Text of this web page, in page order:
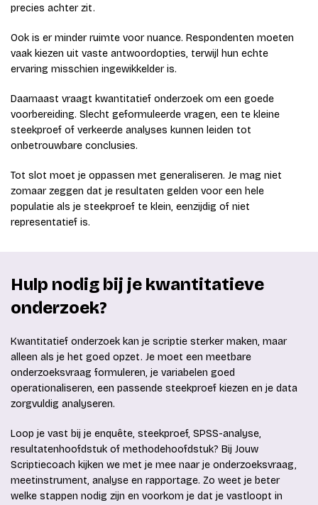
precies achter zit.
Ook is er minder ruimte voor nuance. Respondenten moeten
vaak kiezen uit vaste antwoordopties, terwijl hun echte
ervaring misschien ingewikkelder is.
Daarnaast vraagt kwantitatief onderzoek om een goede
voorbereiding. Slecht geformuleerde vragen, een te kleine
steekproef of verkeerde analyses kunnen leiden tot
onbetrouwbare conclusies.
Tot slot moet je oppassen met generaliseren. Je mag niet
zomaar zeggen dat je resultaten gelden voor een hele
populatie als je steekproef te klein, eenzijdig of niet
representatief is.
Hulp nodig bij je kwantitatieve
onderzoek?
Kwantitatief onderzoek kan je scriptie sterker maken, maar
alleen als je het goed opzet. Je moet een meetbare
onderzoeksvraag formuleren, je variabelen goed
operationaliseren, een passende steekproef kiezen en je data
zorgvuldig analyseren.
Loop je vast bij je enquête, steekproef, SPSS-analyse,
resultatenhoofdstuk of methodehoofdstuk? Bij Jouw
Scriptiecoach kijken we met je mee naar je onderzoeksvraag,
meetinstrument, analyse en rapportage. Zo weet je beter
welke stappen nodig zijn en voorkom je dat je vastloopt in